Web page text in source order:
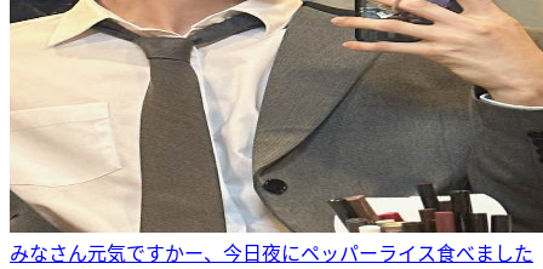
みなさん元気ですかー、今日夜にペッパーライス食べました